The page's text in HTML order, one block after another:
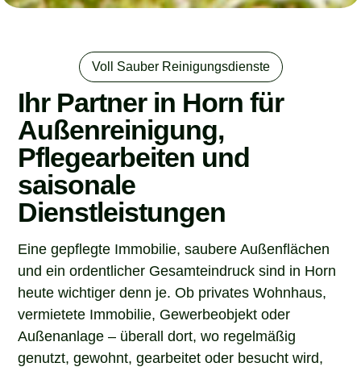
Voll Sauber Reinigungsdienste
Ihr Partner in Horn für
Außenreinigung,
Pflegearbeiten und
saisonale
Dienstleistungen
Eine gepflegte Immobilie, saubere Außenflächen
und ein ordentlicher Gesamteindruck sind in Horn
heute wichtiger denn je. Ob privates Wohnhaus,
vermietete Immobilie, Gewerbeobjekt oder
Außenanlage – überall dort, wo regelmäßig
genutzt, gewohnt, gearbeitet oder besucht wird,